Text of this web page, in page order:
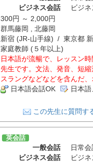
ビジネス会話
ビジ
300円 ～ 2,000円
群馬藤岡 , 北藤岡
新宿 (JR-山手線) / 東京都
家庭教師 (５年以上)
日本語が流暢で、レッスン
先生です。文法、発音、短
スラングなどなどを含んだ
日本語会話OK
日本
この先生に質問す
英会話
一般会話 日常
ビジネス会話
ビジ